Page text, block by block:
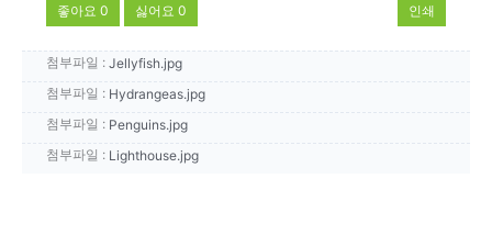
좋아요 0 싫어요 0 인쇄
첨부파일 : Jellyfish.jpg
첨부파일 : Hydrangeas.jpg
첨부파일 : Penguins.jpg
첨부파일 : Lighthouse.jpg